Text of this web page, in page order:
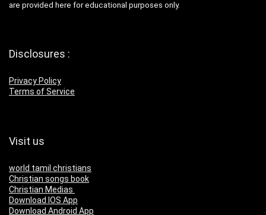
are provided here for educational purposes only.
Disclosures :
Privacy Policy
Terms of Service
Visit us
world tamil christians
Christian songs book
Christian Medias
Download IOS App
Download Android App